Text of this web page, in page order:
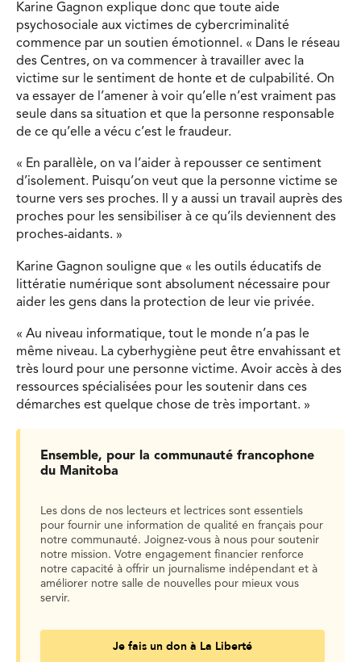
Karine Gagnon explique donc que toute aide
psychosociale aux victimes de cybercriminalité
commence par un soutien émotionnel. « Dans le réseau
des Centres, on va commencer à travailler avec la
victime sur le sentiment de honte et de culpabilité. On
va essayer de l’amener à voir qu’elle n’est vraiment pas
seule dans sa situation et que la personne responsable
de ce qu’elle a vécu c’est le fraudeur.
« En parallèle, on va l’aider à repousser ce sentiment
d’isolement. Puisqu’on veut que la personne victime se
tourne vers ses proches. Il y a aussi un travail auprès des
proches pour les sensibiliser à ce qu’ils deviennent des
proches-aidants. »
Karine Gagnon souligne que « les outils éducatifs de
littératie numérique sont absolument nécessaire pour
aider les gens dans la protection de leur vie privée.
« Au niveau informatique, tout le monde n’a pas le
même niveau. La cyberhygiène peut être envahissant et
très lourd pour une personne victime. Avoir accès à des
ressources spécialisées pour les soutenir dans ces
démarches est quelque chose de très important. »
Ensemble, pour la communauté francophone
du Manitoba
Les dons de nos lecteurs et lectrices sont essentiels
pour fournir une information de qualité en français pour
notre communauté. Joignez-vous à nous pour soutenir
notre mission. Votre engagement financier renforce
notre capacité à offrir un journalisme indépendant et à
améliorer notre salle de nouvelles pour mieux vous
servir.
Je fais un don à La Liberté